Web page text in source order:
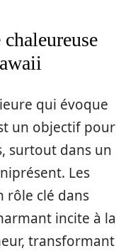
qui évoque
un objectif pour
surtout dans un
Les
rôle clé dans
incite à la
transformant